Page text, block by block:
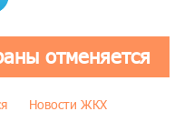
отменяется
Новости ЖКХ